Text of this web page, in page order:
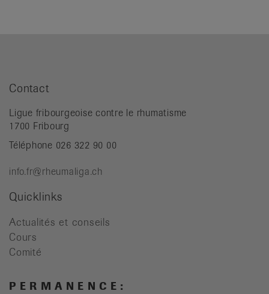
Contact
Ligue fribourgeoise contre le rhumatisme
1700 Fribourg
Téléphone 026 322 90 00
info.fr@rheumaliga.ch
Quicklinks
Actualités et conseils
Cours
Comité
P E R M A N E N C E :